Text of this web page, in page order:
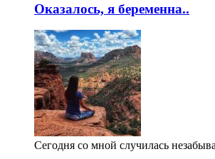
Оказалось, я беременна..
Сегодня со мной случилась